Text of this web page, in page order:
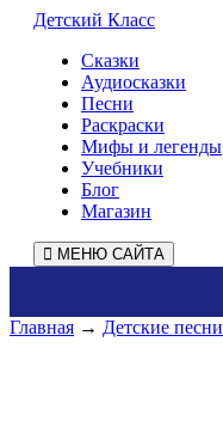
Детский Класс
Сказки
Аудиосказки
Песни
Раскраски
Мифы и легенды
Учебники
Блог
Магазин
МЕНЮ САЙТА
Главная → Детские песни